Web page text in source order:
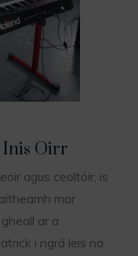
Inis Oirr
agus ceoltóir, is
mar
ar a
i ngrá leis na